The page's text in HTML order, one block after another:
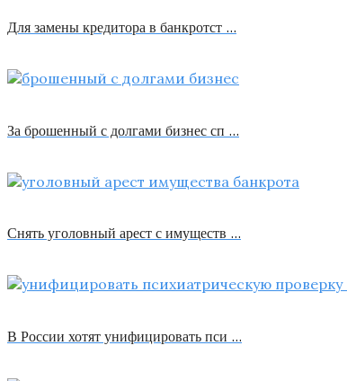
Для замены кредитора в банкротст …
За брошенный с долгами бизнес сп …
Снять уголовный арест с имуществ …
В России хотят унифицировать пси …